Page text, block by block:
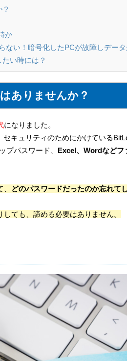
か
ない！暗号化したPCが故障しデータ
い時には？
ありませんか？
になりました。
キュリティのためにかけている
プパスワード、 Excel、Wordなどフ
どのパスワードだったのか忘れて
ても、諦める必要はありません。